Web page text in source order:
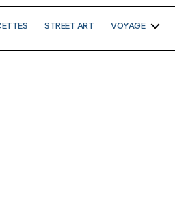
of
mySTREET ART VOYAGE